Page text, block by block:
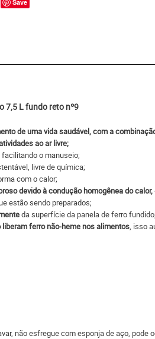
Save
7,5 L fundo reto nº9
de uma vida saudável, com a
ao ar livre;
facilitando o manuseio;
livre de química;
com o calor;
devido à condução homogênea do calor,
estão sendo preparados;
da superfície da panela de ferro fundido;
ferro não-heme nos alimentos, isso
não esfregue com esponja de aço, pode